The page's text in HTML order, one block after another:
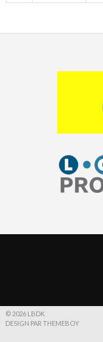
© 2026 LBDK
DESIGN PAR THEMEBOY